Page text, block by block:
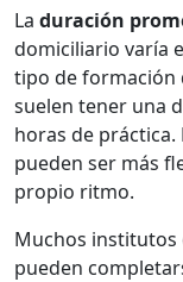
La duración
domiciliario varía
tipo de formación
suelen tener una
horas de
pueden ser más
propio ritmo.
Muchos
pueden